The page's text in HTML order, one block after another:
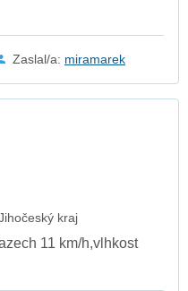
Zaslal/a: miramarek
kraj
11 km/h,vlhkost